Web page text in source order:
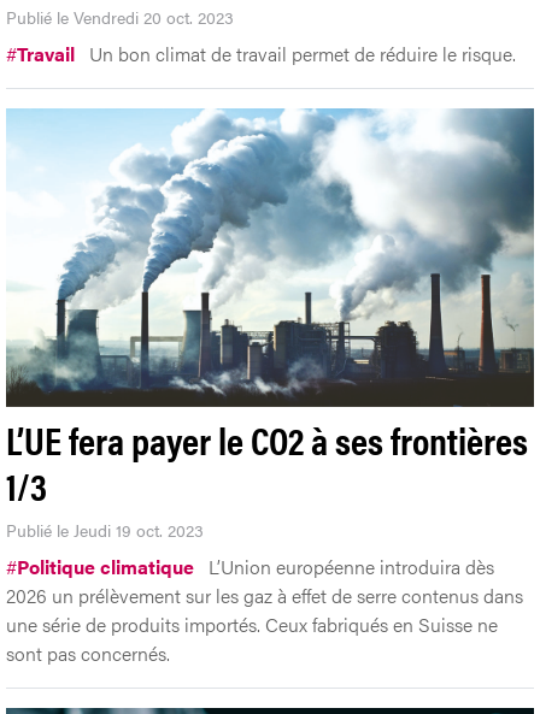
Publié le Vendredi 20 oct. 2023
#Travail Un bon climat de travail permet de réduire le risque.
L’UE fera payer le CO2 à ses frontières
1/3
Publié le Jeudi 19 oct. 2023
#Politique climatique L’Union européenne introduira dès
2026 un prélèvement sur les gaz à effet de serre contenus dans
une série de produits importés. Ceux fabriqués en Suisse ne
sont pas concernés.